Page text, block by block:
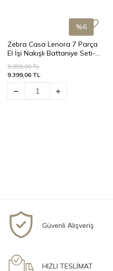
Zebra Casa Lenora 7 Parça
El İşi Nakışlı Battaniye Seti-
9.999,00 TL
9.399,06 TL
%6
Güvenli Alışveriş
HIZLI TESLİMAT